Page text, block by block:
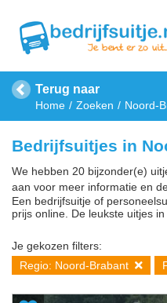
Terug naar
Home Zoeken Noord-
Bedrijfsuitjes in
We hebben 20 bijzonder(e)
aan voor meer informatie en
Een bedrijfsuitje of
prijs online. De leukste uitjes
Je gekozen filters:
Regio: Noord-Brabant